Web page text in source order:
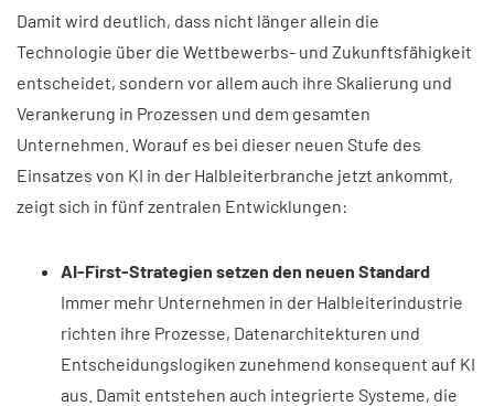
Damit wird deutlich, dass nicht länger allein die
Technologie über die Wettbewerbs- und Zukunftsfähigkeit
entscheidet, sondern vor allem auch ihre Skalierung und
Verankerung in Prozessen und dem gesamten
Unternehmen. Worauf es bei dieser neuen Stufe des
Einsatzes von KI in der Halbleiterbranche jetzt ankommt,
zeigt sich in fünf zentralen Entwicklungen:
AI-First-Strategien setzen den neuen Standard
Immer mehr Unternehmen in der Halbleiterindustrie
richten ihre Prozesse, Datenarchitekturen und
Entscheidungslogiken zunehmend konsequent auf KI
aus. Damit entstehen auch integrierte Systeme, die